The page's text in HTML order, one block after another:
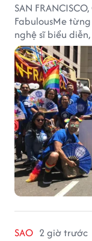
SAN
FabulousMe
nghệ sĩ biểu
2019 mang một
chức phi lợi
lĩnh vực phòng
và xây dựng môi
SAO 2 giờ trước